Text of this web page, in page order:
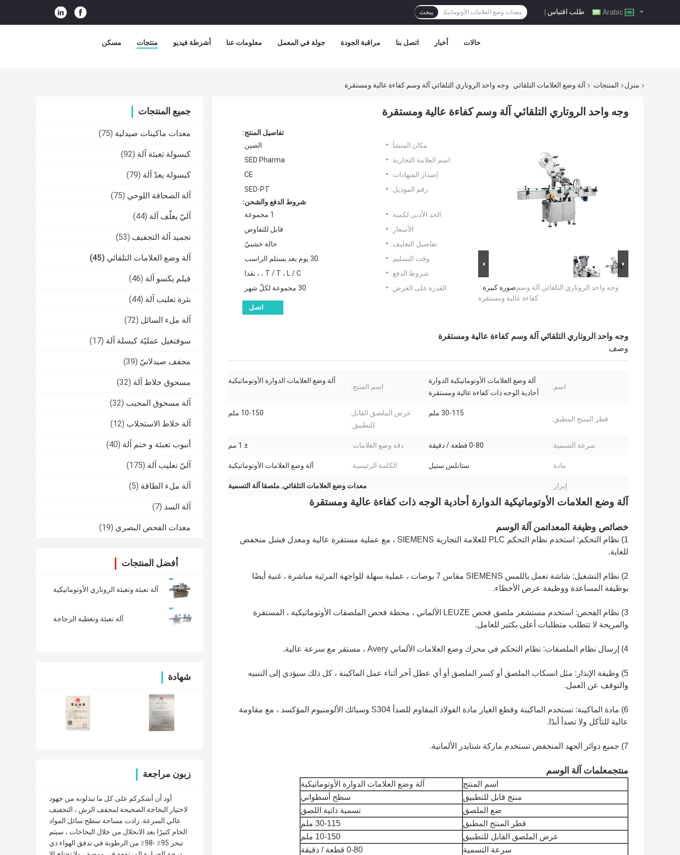
طلب اقتباس | يبحث
مسكن منتجات أشرطة فيديو معلومات عنا جولة في المعمل مراقبة الجودة اتصل بنا أخبار حالات
منزل المنتجات آلة وضع العلامات التلقائي وجه واحد الروتاري التلقائي آلة وسم كفاءة عالية ومستقرة
جميع المنتجات
معدات ماكينات صيدلية (75)
كبسولة تعبئة آلة (92)
كبسولة يعدّ آلة (79)
آلة الصحافة اللوحي (75)
آليّ يغلّف آلة (44)
تجميد آلة التجفيف (53)
آلة وضع العلامات التلقائي (45)
فيلم يكسو آلة (46)
بثرة تعليب آلة (44)
آلة ملء السائل (72)
سوفتغيل عمليّة كبسلة آلة (17)
مجفف صيدلانيّ (39)
مسحوق خلاط آلة (32)
آلة مسحوق المحبب (32)
آلة خلاط الاستحلاب (12)
أنبوب تعبئة و ختم آلة (40)
آليّ تعليب آلة (175)
آلة ملء الطاقة (5)
آلة السد (7)
معدات الفحص البصري (19)
أفضل المنتجات
آلة تعبئة وتعبئة الروتاري الأوتوماتيكية
آلة تعبئة وتغطية الزجاجة
شهادة
زبون مراجعة
أود أن أشكركم على كل ما تبذلونه من جهود
لاختيار البخاخة الصحيحة لمجفف الرش ، التجفيف
عالي السرعة. زادت مساحة سطح سائل المواد
الخام كثيرًا بعد الانحلال من خلال البخاخات ، سيتم
تبخر 95٪ -98٪ من الرطوبة في تدفق الهواء ذي
وجه واحد الروتاري التلقائي آلة وسم كفاءة عالية ومستقرة
صورة كبيرة :وجه واحد الروتاري التلقائي آلة وسم
كفاءة عالية ومستقرة
تفاصيل المنتج:
مكان المنشأ:
الصين
اسم العلامة التجارية:
SED Pharma
إصدار الشهادات:
CE
رقم الموديل:
SED-PT
شروط الدفع والشحن:
الحد الأدنى لكمية:
1 مجموعة
الأسعار:
قابل للتفاوض
تفاصيل التغليف:
حالة خشبيّ
وقت التسليم:
30 يوم بعد يستلم الراسب
شروط الدفع:
T / T ، L / C ، ، نقدا
القدرة على العرض:
30 مجموعة لكلّ شهر
اتصل
وجه واحد الروتاري التلقائي آلة وسم كفاءة عالية ومستقرة
وصف
اسم:
آلة وضع العلامات الأوتوماتيكية الدوارة
أحادية الوجه ذات كفاءة عالية ومستقرة
اسم المنتج:
آلة وضع العلامات الدوارة الأوتوماتيكية
قطر المنتج المطبق:
30-115 ملم
عرض الملصق القابل
للتطبيق:
10-150 ملم
سرعة التسمية: 0-80 قطعة / دقيقة دقة وضع العلامات: ± 1 مم
مادة: ستانلس ستيل الكلمة الرئيسية: آلة وضع العلامات الأوتوماتيكية
إبراز: معدات وضع العلامات التلقائي, ملصقا آلة التسمية
آلة وضع العلامات الأوتوماتيكية الدوارة أحادية الوجه ذات كفاءة عالية ومستقرة
خصائص وظيفة المعداتمن آلة الوسم
1) نظام التحكم: استخدم نظام التحكم PLC للعلامة التجارية SIEMENS ، مع عملية مستقرة عالية ومعدل فشل منخفض
للغاية.
2) نظام التشغيل: شاشة تعمل باللمس SIEMENS مقاس 7 بوصات ، عملية سهلة للواجهة المرئية مباشرة ، غنية أيضًا
بوظيفة المساعدة ووظيفة عرض الأخطاء.
3) نظام الفحص: استخدم مستشعر ملصق فحص LEUZE الألماني ، محطة فحص الملصقات الأوتوماتيكية ، المستقرة
والمريحة لا تتطلب متطلبات أعلى بكثير للعامل.
4) إرسال نظام الملصقات: نظام التحكم في محرك وضع العلامات الألماني Avery ، مستقر مع سرعة عالية.
5) وظيفة الإنذار: مثل انسكاب الملصق أو كسر الملصق أو أي عطل آخر أثناء عمل الماكينة ، كل ذلك سيؤدي إلى التنبيه
والتوقف عن العمل.
6) مادة الماكينة: تستخدم الماكينة وقطع الغيار مادة الفولاذ المقاوم للصدأ S304 وسبائك الألومنيوم المؤكسد ، مع مقاومة
عالية للتآكل ولا تصدأ أبدًا.
7) جميع دوائر الجهد المنخفض تستخدم ماركة شنايدر الألمانية.
منتجمعلمات آلة الوسم
اسم المنتج
آلة وضع العلامات الدوارة الأوتوماتيكية
منتج قابل للتطبيق
سطح أسطواني
ضع الملصق
تسمية ذاتية اللصق
قطر المنتج المطبق
30-115 ملم
عرض الملصق القابل للتطبيق
10-150 ملم
سرعة التسمية
0-80 قطعة / دقيقة